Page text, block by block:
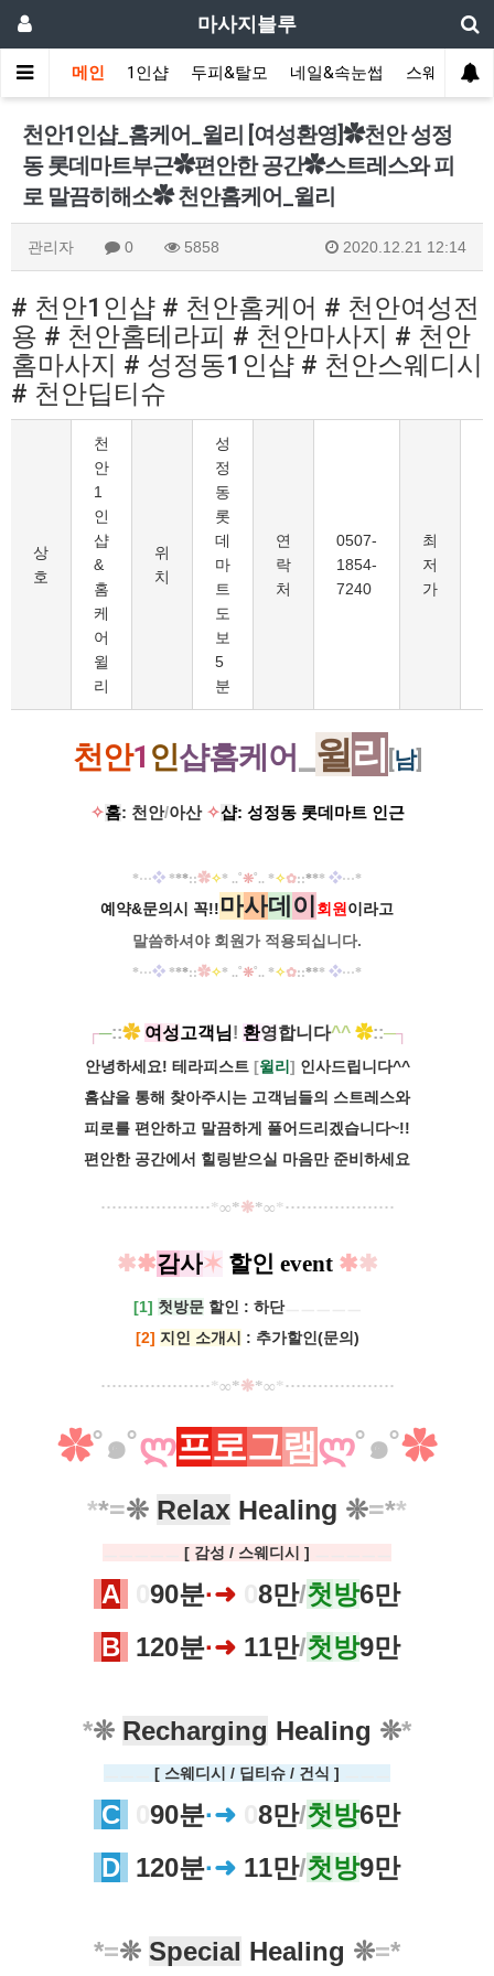
마사지블루
메인 1인샵 두피&탈모 네일&속눈썹 스웨디시(
천안1인샵_홈케어_윌리 [여성환영]✿천안 성정
동 롯데마트부근✿편안한 공간✿스트레스와 피
로 말끔히해소✿ 천안홈케어_윌리
관리자 0 5858 2020.12.21 12:14
# 천안1인샵 # 천안홈케어 # 천안여성전
용 # 천안홈테라피 # 천안마사지 # 천안
홈마사지 # 성정동1인샵 # 천안스웨디시
# 천안딥티슈
상
호
천
안
1
인
샵
&
홈
케
어
윌
리
위
치
성
정
동
롯
데
마
트
도
보
5
분
연
락
처
0507-
1854-
7240
최
저
가
천안1 인샵홈케어 윌 리 [남]
✧홈: 천안/아산 ✧샵: 성정동 롯데마트 인근
*···❖ ***::✿✧* ..˚❊˚.. *✧✿::*** ❖···*
예약&문의시 꼭!!마사데 이 회원 이라고
말씀하셔야 회원가 적용되십니다.
*···❖ ***::✿✧* ..˚❊˚.. *✧✿::*** ❖···*
┌─::✿ 여성고객님! 환영합니다^^ ✿::─┐
안녕하세요! 테라피스트 [윌리 ] 인사드립니다^^
홈샵을 통해 찾아주시는 고객님들의 스트레스와
피로를 편안하고 말끔하게 풀어드리겠습니다~!!
편안한 공간에서 힐링받으실 마음만 준비하세요
····················​*∞*❋*∞*····················
✱✱감사✶ 할인 event ✱✱
[1] 첫방문할인 : 하단ㅡㅡㅡㅡㅡ
[2] 지인 소개시 : 추가할인(문의)
····················​*∞*❋*∞*····················
✿˚๑˚ლ프로그램 ლ˚๑˚✿
**=❊ Relax Healing ❊=**
[ 감성 / 스웨디시 ]
A 90분·➜ 8만/첫방6만
B 120분·➜ 11만/첫방9만
*❊ Recharging Healing ❊*
[ 스웨디시 / 딥티슈 / 건식 ]
C 90분·➜ 8만/첫방6만
D 120분·➜ 11만/첫방9만
*=❊ Special Healing ❊=*